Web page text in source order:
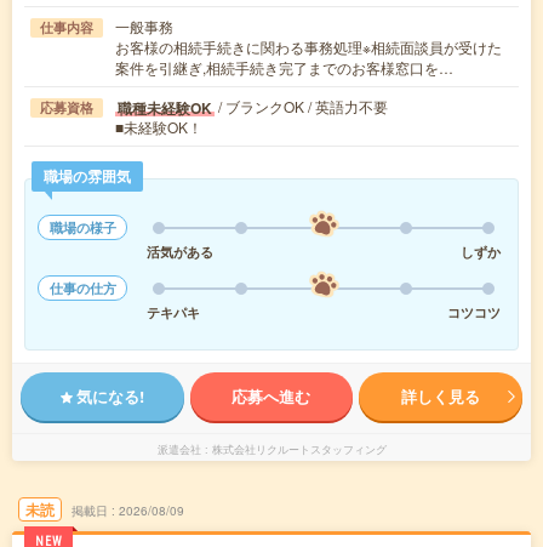
仕事内容
一般事務
お客様の相続手続きに関わる事務処理※相続面談員が受けた
案件を引継ぎ,相続手続き完了までのお客様窓口を…
応募資格 職種未経験OK / ブランクOK / 英語力不要
■未経験OK！
職場の雰囲気
職場の様子
活気がある
しずか
仕事の仕方
テキパキ
コツコツ
気になる! 応募へ進む 詳しく見る
派遣会社 株式会社リクルートスタッフィング
未読
NEW
掲載日 2026/08/09